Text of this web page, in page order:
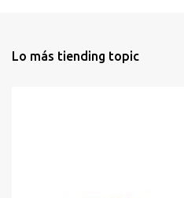
Lo más tiending topic